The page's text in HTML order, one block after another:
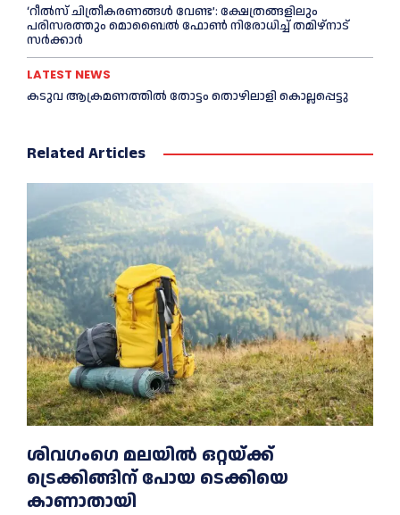
‘റീല്‍സ് ചിത്രീകരണങ്ങള്‍ വേണ്ട’: ക്ഷേത്രങ്ങളിലും
പരിസരത്തും മൊബൈല്‍ ഫോണ്‍ നിരോധിച്ച്‌ തമിഴ്നാട്
സര്‍ക്കാര്‍
LATEST NEWS
കടുവ ആക്രമണത്തില്‍ തോട്ടം തൊഴിലാളി കൊല്ലപ്പെട്ടു
Related Articles
ശിവഗംഗെ മലയിൽ ഒറ്റയ്ക്ക്
ട്രെക്കിങ്ങിന് പോയ ടെക്കിയെ
കാണാതായി